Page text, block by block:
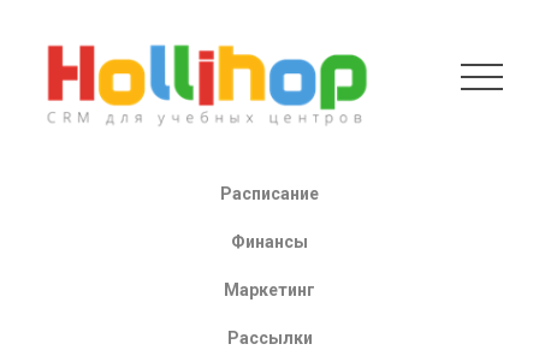
Расписание
Финансы
Маркетинг
Рассылки